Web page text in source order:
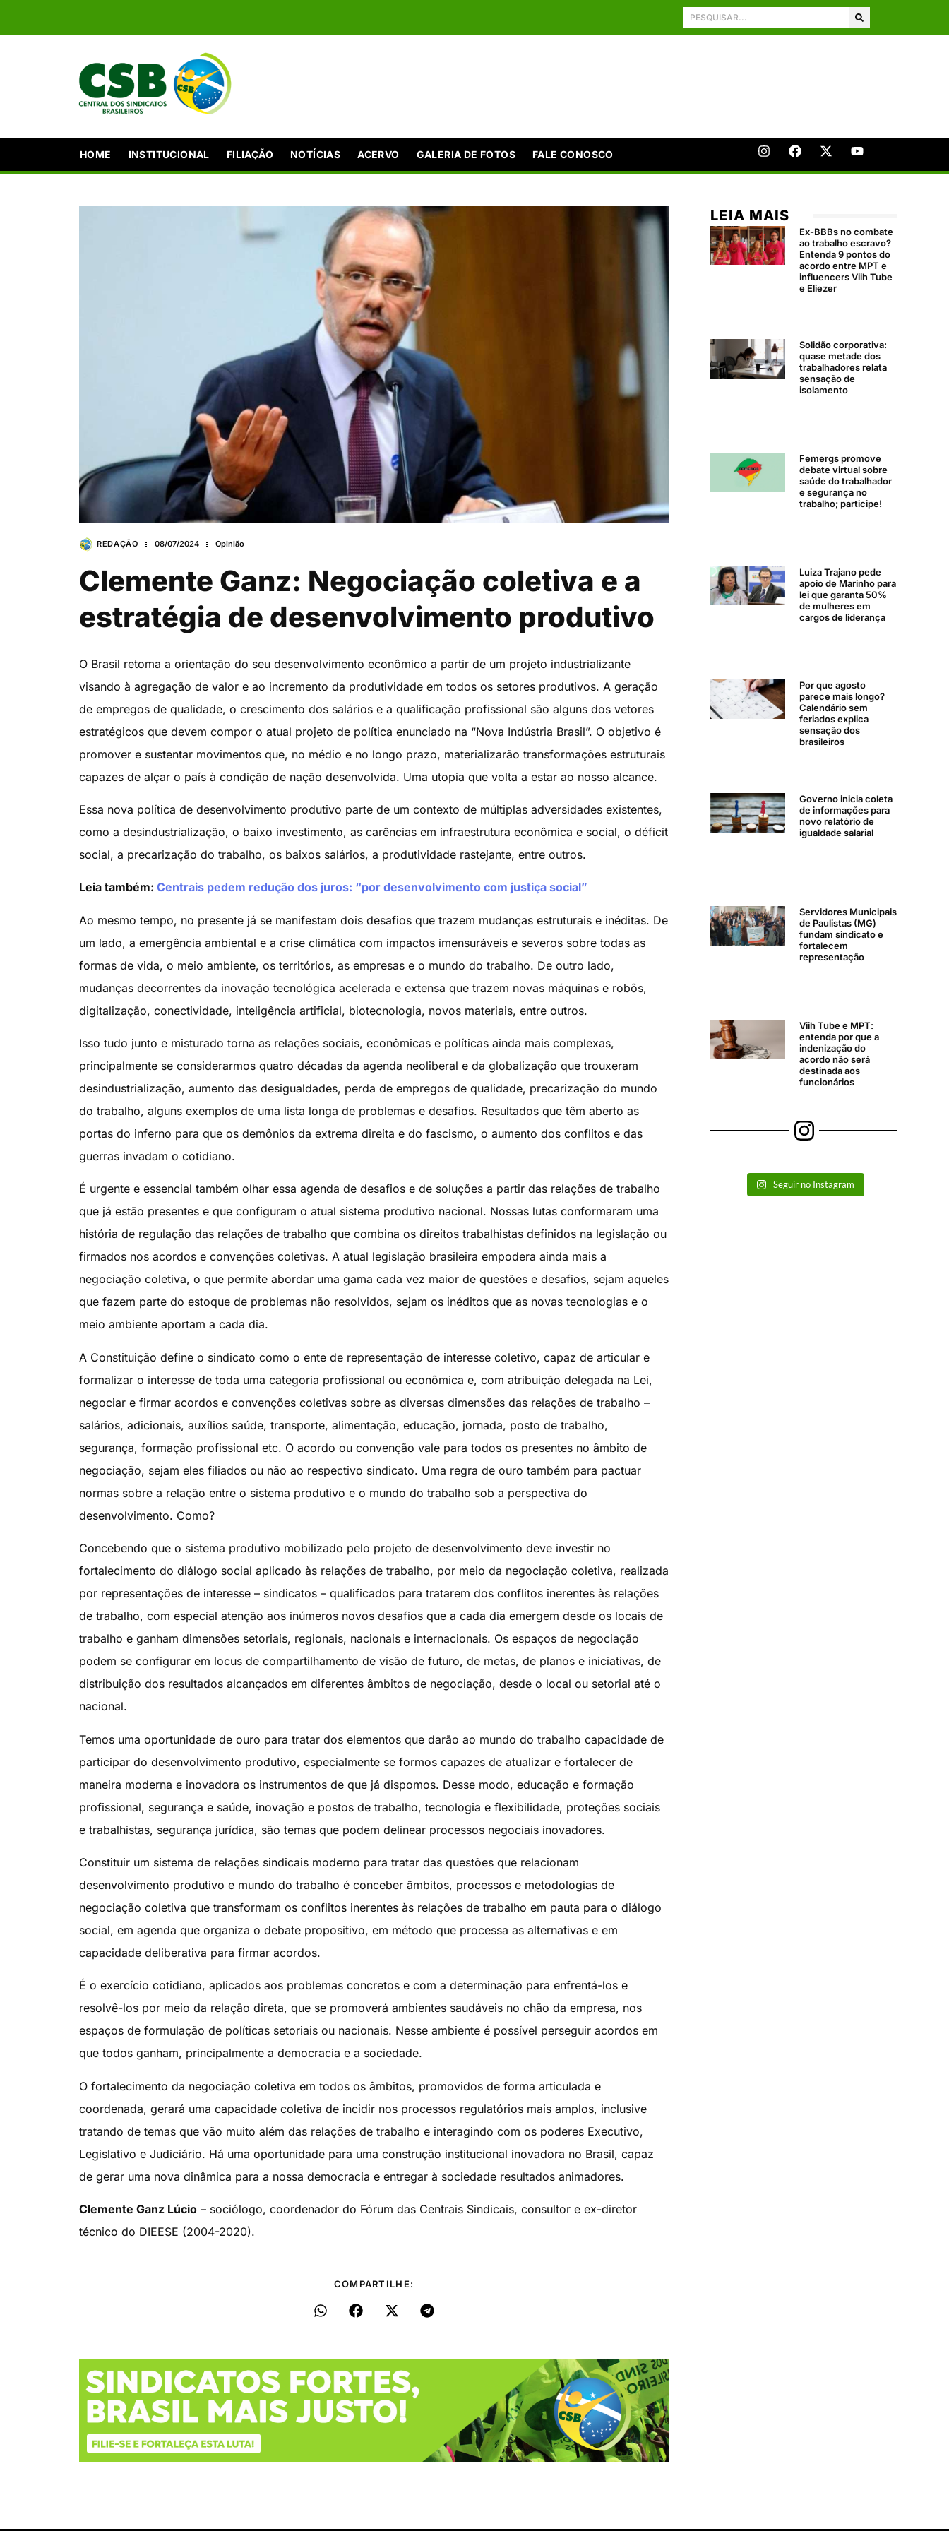
HOME INSTITUCIONAL FILIAÇÃO NOTÍCIAS ACERVO GALERIA DE FOTOS FALE CONOSCO
REDAÇÃO 08/07/2024 Opinião
Clemente Ganz: Negociação coletiva e a
estratégia de desenvolvimento produtivo
O Brasil retoma a orientação do seu desenvolvimento econômico a partir de um projeto industrializante
visando à agregação de valor e ao incremento da produtividade em todos os setores produtivos. A geração
de empregos de qualidade, o crescimento dos salários e a qualificação profissional são alguns dos vetores
estratégicos que devem compor o atual projeto de política enunciado na “Nova Indústria Brasil”. O objetivo é
promover e sustentar movimentos que, no médio e no longo prazo, materializarão transformações estruturais
capazes de alçar o país à condição de nação desenvolvida. Uma utopia que volta a estar ao nosso alcance.
Essa nova política de desenvolvimento produtivo parte de um contexto de múltiplas adversidades existentes,
como a desindustrialização, o baixo investimento, as carências em infraestrutura econômica e social, o déficit
social, a precarização do trabalho, os baixos salários, a produtividade rastejante, entre outros.
Leia também: Centrais pedem redução dos juros: “por desenvolvimento com justiça social”
Ao mesmo tempo, no presente já se manifestam dois desafios que trazem mudanças estruturais e inéditas. De
um lado, a emergência ambiental e a crise climática com impactos imensuráveis e severos sobre todas as
formas de vida, o meio ambiente, os territórios, as empresas e o mundo do trabalho. De outro lado,
mudanças decorrentes da inovação tecnológica acelerada e extensa que trazem novas máquinas e robôs,
digitalização, conectividade, inteligência artificial, biotecnologia, novos materiais, entre outros.
Isso tudo junto e misturado torna as relações sociais, econômicas e políticas ainda mais complexas,
principalmente se considerarmos quatro décadas da agenda neoliberal e da globalização que trouxeram
desindustrialização, aumento das desigualdades, perda de empregos de qualidade, precarização do mundo
do trabalho, alguns exemplos de uma lista longa de problemas e desafios. Resultados que têm aberto as
portas do inferno para que os demônios da extrema direita e do fascismo, o aumento dos conflitos e das
guerras invadam o cotidiano.
É urgente e essencial também olhar essa agenda de desafios e de soluções a partir das relações de trabalho
que já estão presentes e que configuram o atual sistema produtivo nacional. Nossas lutas conformaram uma
história de regulação das relações de trabalho que combina os direitos trabalhistas definidos na legislação ou
firmados nos acordos e convenções coletivas. A atual legislação brasileira empodera ainda mais a
negociação coletiva, o que permite abordar uma gama cada vez maior de questões e desafios, sejam aqueles
que fazem parte do estoque de problemas não resolvidos, sejam os inéditos que as novas tecnologias e o
meio ambiente aportam a cada dia.
A Constituição define o sindicato como o ente de representação de interesse coletivo, capaz de articular e
formalizar o interesse de toda uma categoria profissional ou econômica e, com atribuição delegada na Lei,
negociar e firmar acordos e convenções coletivas sobre as diversas dimensões das relações de trabalho –
salários, adicionais, auxílios saúde, transporte, alimentação, educação, jornada, posto de trabalho,
segurança, formação profissional etc. O acordo ou convenção vale para todos os presentes no âmbito de
negociação, sejam eles filiados ou não ao respectivo sindicato. Uma regra de ouro também para pactuar
normas sobre a relação entre o sistema produtivo e o mundo do trabalho sob a perspectiva do
desenvolvimento. Como?
Concebendo que o sistema produtivo mobilizado pelo projeto de desenvolvimento deve investir no
fortalecimento do diálogo social aplicado às relações de trabalho, por meio da negociação coletiva, realizada
por representações de interesse – sindicatos – qualificados para tratarem dos conflitos inerentes às relações
de trabalho, com especial atenção aos inúmeros novos desafios que a cada dia emergem desde os locais de
trabalho e ganham dimensões setoriais, regionais, nacionais e internacionais. Os espaços de negociação
podem se configurar em locus de compartilhamento de visão de futuro, de metas, de planos e iniciativas, de
distribuição dos resultados alcançados em diferentes âmbitos de negociação, desde o local ou setorial até o
nacional.
Temos uma oportunidade de ouro para tratar dos elementos que darão ao mundo do trabalho capacidade de
participar do desenvolvimento produtivo, especialmente se formos capazes de atualizar e fortalecer de
maneira moderna e inovadora os instrumentos de que já dispomos. Desse modo, educação e formação
profissional, segurança e saúde, inovação e postos de trabalho, tecnologia e flexibilidade, proteções sociais
e trabalhistas, segurança jurídica, são temas que podem delinear processos negociais inovadores.
Constituir um sistema de relações sindicais moderno para tratar das questões que relacionam
desenvolvimento produtivo e mundo do trabalho é conceber âmbitos, processos e metodologias de
negociação coletiva que transformam os conflitos inerentes às relações de trabalho em pauta para o diálogo
social, em agenda que organiza o debate propositivo, em método que processa as alternativas e em
capacidade deliberativa para firmar acordos.
É o exercício cotidiano, aplicados aos problemas concretos e com a determinação para enfrentá-los e
resolvê-los por meio da relação direta, que se promoverá ambientes saudáveis no chão da empresa, nos
espaços de formulação de políticas setoriais ou nacionais. Nesse ambiente é possível perseguir acordos em
que todos ganham, principalmente a democracia e a sociedade.
O fortalecimento da negociação coletiva em todos os âmbitos, promovidos de forma articulada e
coordenada, gerará uma capacidade coletiva de incidir nos processos regulatórios mais amplos, inclusive
tratando de temas que vão muito além das relações de trabalho e interagindo com os poderes Executivo,
Legislativo e Judiciário. Há uma oportunidade para uma construção institucional inovadora no Brasil, capaz
de gerar uma nova dinâmica para a nossa democracia e entregar à sociedade resultados animadores.
Clemente Ganz Lúcio – sociólogo, coordenador do Fórum das Centrais Sindicais, consultor e ex-diretor
técnico do DIEESE (2004-2020).
COMPARTILHE:
LEIA MAIS
Ex-BBBs no combate
ao trabalho escravo?
Entenda 9 pontos do
acordo entre MPT e
influencers Viih Tube
e Eliezer
Solidão corporativa:
quase metade dos
trabalhadores relata
sensação de
isolamento
Femergs promove
debate virtual sobre
saúde do trabalhador
e segurança no
trabalho; participe!
Luiza Trajano pede
apoio de Marinho para
lei que garanta 50%
de mulheres em
cargos de liderança
Por que agosto
parece mais longo?
Calendário sem
feriados explica
sensação dos
brasileiros
Governo inicia coleta
de informações para
novo relatório de
igualdade salarial
Servidores Municipais
de Paulistas (MG)
fundam sindicato e
fortalecem
representação
Viih Tube e MPT:
entenda por que a
indenização do
acordo não será
destinada aos
funcionários
Seguir no Instagram